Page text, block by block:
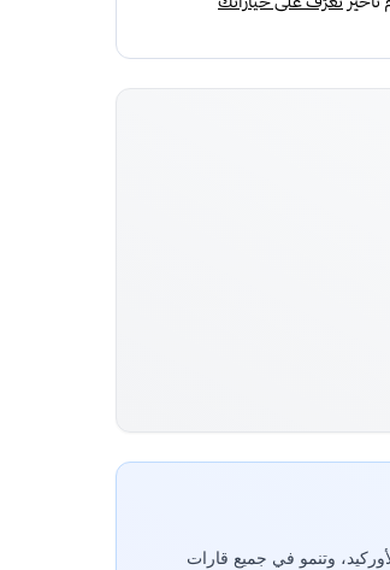
نوع من زهور الأوركيد، وتنمو في جميع قارات